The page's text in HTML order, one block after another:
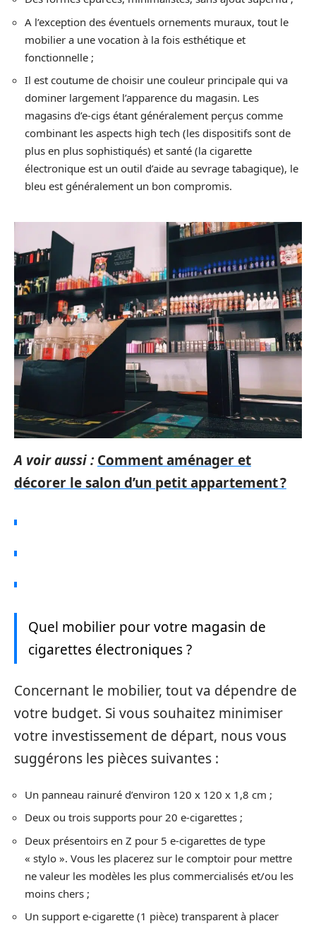
A l’exception des éventuels ornements muraux, tout le
mobilier a une vocation à la fois esthétique et
fonctionnelle ;
Il est coutume de choisir une couleur principale qui va
dominer largement l’apparence du magasin. Les
magasins d’e-cigs étant généralement perçus comme
combinant les aspects high tech (les dispositifs sont de
plus en plus sophistiqués) et santé (la cigarette
électronique est un outil d’aide au sevrage tabagique), le
bleu est généralement un bon compromis.
A voir aussi : Comment aménager et
décorer le salon d’un petit appartement ?
Quel mobilier pour votre magasin de
cigarettes électroniques ?
Concernant le mobilier, tout va dépendre de
votre budget. Si vous souhaitez minimiser
votre investissement de départ, nous vous
suggérons les pièces suivantes :
Un panneau rainuré d’environ 120 x 120 x 1,8 cm ;
Deux ou trois supports pour 20 e-cigarettes ;
Deux présentoirs en Z pour 5 e-cigarettes de type
« stylo ». Vous les placerez sur le comptoir pour mettre
ne valeur les modèles les plus commercialisés et/ou les
moins chers ;
Un support e-cigarette (1 pièce) transparent à placer